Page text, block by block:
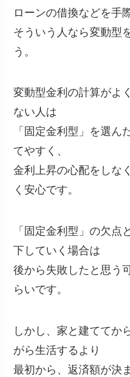
ローンの借換などを手
そういう人なら変動型
う。
変動型金利の計算がよ
ない人は
「固定金利型」を選ん
てやすく、
金利上昇の心配をしな
く安心です。
「固定金利型」の欠点
下していく場合は
後から失敗したと思う
らいです。
しかし、家と建ててか
がら生活するより
最初から、返済額が決